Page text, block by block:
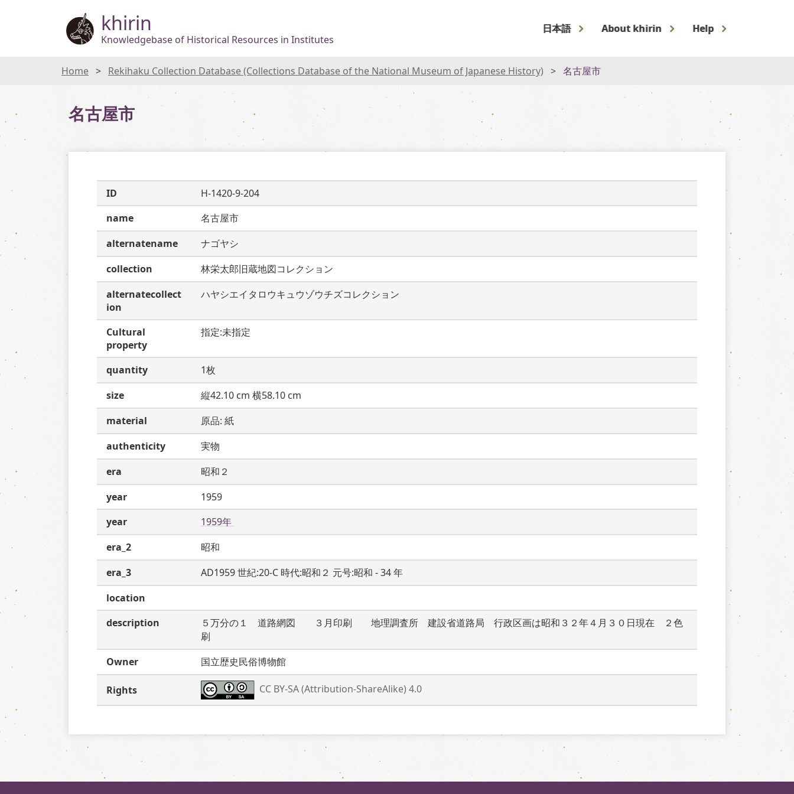
khirin
Knowledgebase of Historical Resources in Institutes
日本語 About khirin Help
Home Rekihaku Collection Database (Collections Database of the National Museum of Japanese History) 名古屋市
名古屋市
ID
H-1420-9-204
name
名古屋市
alternatename
ナゴヤシ
collection
林栄太郎旧蔵地図コレクション
alternatecollect
ion
ハヤシエイタロウキュウゾウチズコレクション
Cultural
property
指定:未指定
quantity
1枚
size
縦42.10 cm 横58.10 cm
material
原品: 紙
authenticity
実物
era
昭和２
year
1959
year
1959年
era_2
昭和
era_3
AD1959 世紀:20-C 時代:昭和２ 元号:昭和 - 34 年
location
description
５万分の１　道路網図　　３月印刷　　地理調査所　建設省道路局　行政区画は昭和３２年４月３０日現在　２色
刷
Owner
国立歴史民俗博物館
Rights CC BY-SA (Attribution-ShareAlike) 4.0